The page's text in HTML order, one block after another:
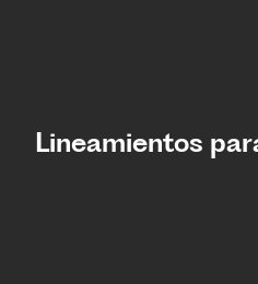
Lineamientos